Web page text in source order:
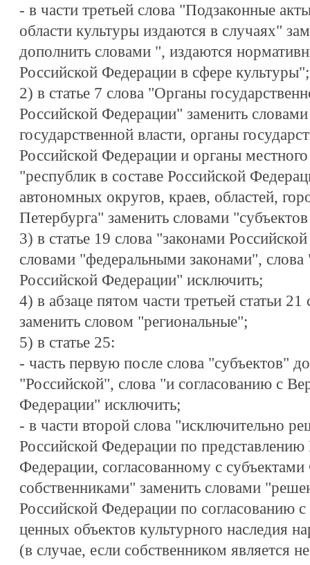
- в части третьей слова "Подзаконные
области культуры издаются в случаях"
дополнить словами ", издаются
Российской Федерации в сфере культуры";
2) в статье 7 слова "Органы
Российской Федерации" заменить
государственной власти, органы
Российской Федерации и органы
"республик в составе Российской
автономных округов, краев, областей,
Петербурга" заменить словами
3) в статье 19 слова "законами
словами "федеральными законами", слова
Российской Федерации" исключить;
4) в абзаце пятом части третьей статьи
заменить словом "региональные";
5) в статье 25:
- часть первую после слова "субъектов"
"Российской", слова "и согласованию с
Федерации" исключить;
- в части второй слова "исключительно
Российской Федерации по представлению
Федерации, согласованному с
собственниками" заменить словами
Российской Федерации по согласованию
ценных объектов культурного наследия
(в случае, если собственником является